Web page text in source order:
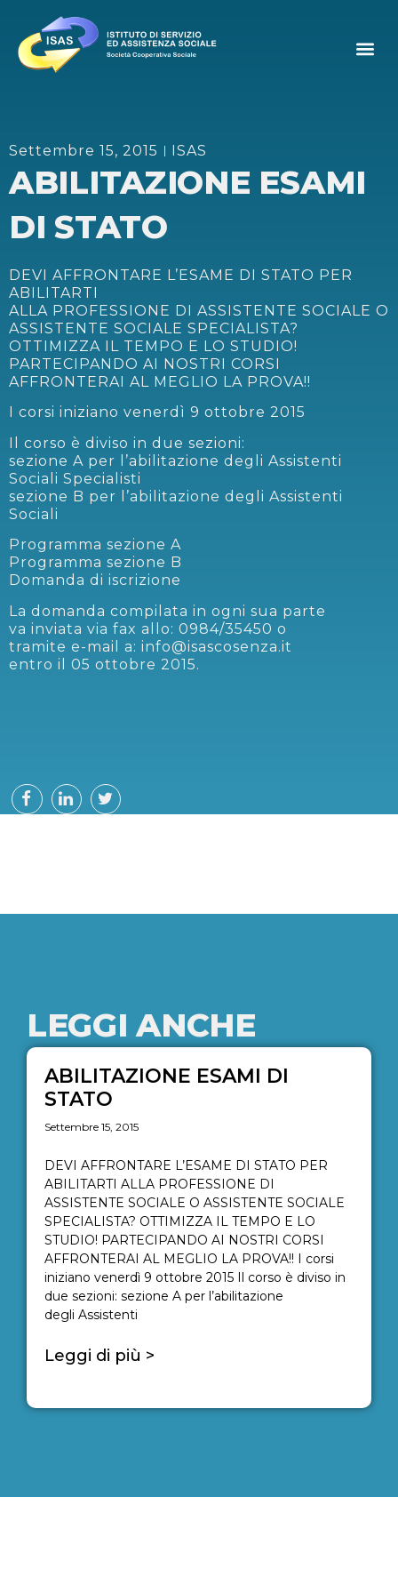
Settembre 15, 2015 ISAS
ABILITAZIONE ESAMI
DI STATO
DEVI AFFRONTARE L’ESAME DI STATO PER
ABILITARTI
ALLA PROFESSIONE DI ASSISTENTE SOCIALE O
ASSISTENTE SOCIALE SPECIALISTA?
OTTIMIZZA IL TEMPO E LO STUDIO!
PARTECIPANDO AI NOSTRI CORSI
AFFRONTERAI AL MEGLIO LA PROVA!!
I corsi iniziano venerdì 9 ottobre 2015
Il corso è diviso in due sezioni:
sezione A per l’abilitazione degli Assistenti
Sociali Specialisti
sezione B per l’abilitazione degli Assistenti
Sociali
Programma sezione A
Programma sezione B
Domanda di iscrizione
La domanda compilata in ogni sua parte
va inviata via fax allo: 0984/35450 o
tramite e-mail a: info@isascosenza.it
entro il 05 ottobre 2015.
LEGGI ANCHE
ABILITAZIONE ESAMI DI
STATO
Settembre 15, 2015
DEVI AFFRONTARE L’ESAME DI STATO PER
ABILITARTI ALLA PROFESSIONE DI
ASSISTENTE SOCIALE O ASSISTENTE SOCIALE
SPECIALISTA? OTTIMIZZA IL TEMPO E LO
STUDIO! PARTECIPANDO AI NOSTRI CORSI
AFFRONTERAI AL MEGLIO LA PROVA!! I corsi
iniziano venerdì 9 ottobre 2015 Il corso è diviso in
due sezioni: sezione A per l’abilitazione
degli Assistenti
Leggi di più >